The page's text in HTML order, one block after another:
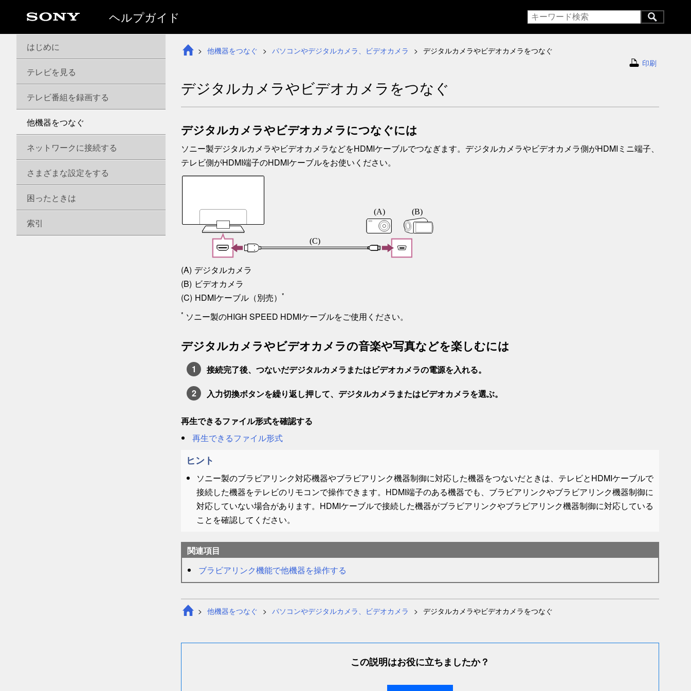
ヘルプガイド
他機器をつなぐ パソコンやデジタルカメラ、ビデオカメラ
デジタルカメラやビデオカメラをつなぐ
印刷
デジタルカメラやビデオカメラをつなぐ
デジタルカメラやビデオカメラにつなぐには
ソニー製デジタルカメラやビデオカメラなどをHDMIケーブルでつなぎます。デジタルカメラやビデオカメラ側がHDMIミニ端子、
テレビ側がHDMI端子のHDMIケーブルをお使いください。
デジタルカメラ
ビデオカメラ
HDMIケーブル（別売） *
* ソニー製のHIGH SPEED HDMIケーブルをご使用ください。
デジタルカメラやビデオカメラの音楽や写真などを楽しむには
接続完了後、つないだデジタルカメラまたはビデオカメラの電源を入れる。
入力切換ボタンを繰り返し押して、デジタルカメラまたはビデオカメラを選ぶ。
再生できるファイル形式を確認する
再生できるファイル形式
ヒント
ソニー製のブラビアリンク対応機器やブラビアリンク機器制御に対応した機器をつないだときは、テレビとHDMIケーブルで
接続した機器をテレビのリモコンで操作できます。HDMI端子のある機器でも、ブラビアリンクやブラビアリンク機器制御に
対応していない場合があります。HDMIケーブルで接続した機器がブラビアリンクやブラビアリンク機器制御に対応している
ことを確認してください。
関連項目
ブラビアリンク機能で他機器を操作する
他機器をつなぐ パソコンやデジタルカメラ、ビデオカメラ デジタルカメラやビデオカメラをつなぐ
この説明はお役に立ちましたか？
はじめに
テレビを見る
テレビ番組を録画する
他機器をつなぐ
ネットワークに接続する
さまざまな設定をする
困ったときは
索引